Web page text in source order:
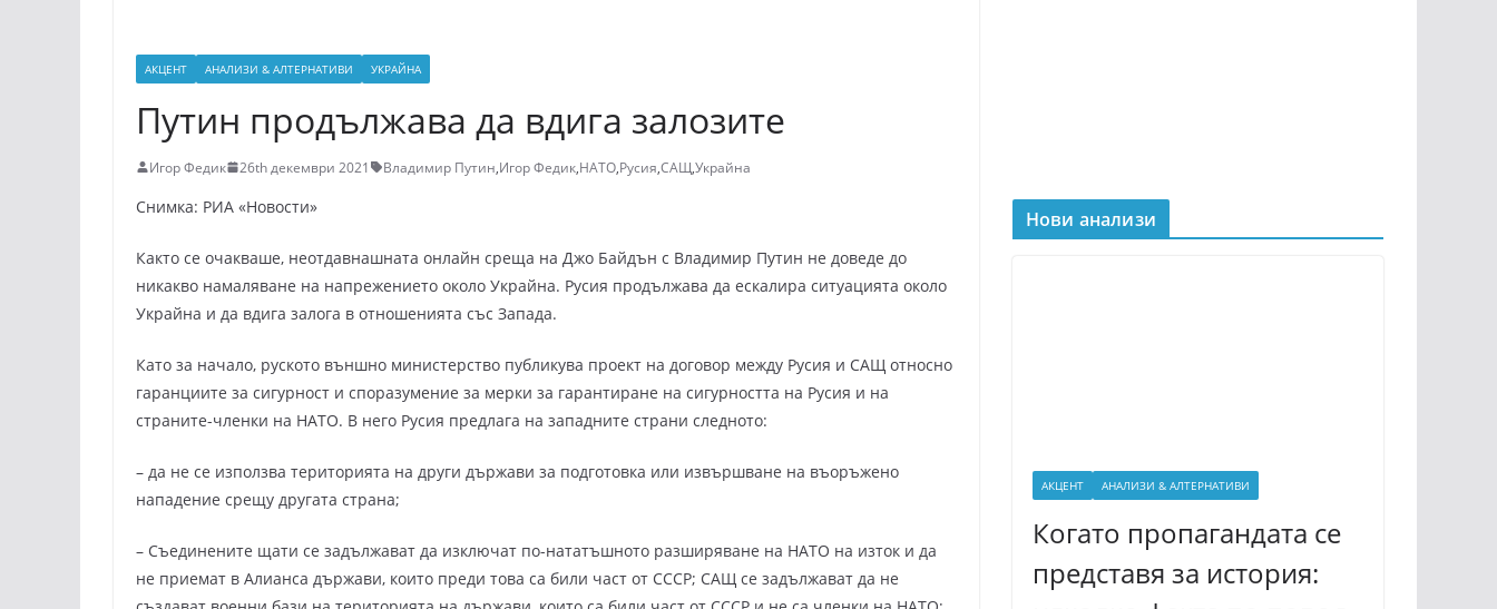
АКЦЕНТ АНАЛИЗИ & АЛТЕРНАТИВИ УКРАЙНА
Путин продължава да вдига залозите
Игор Федик 26th декември 2021 Владимир Путин,Игор Федик,НАТО,Русия,САЩ,Украйна
Снимка: РИА «Новости»
Както се очакваше, неотдавнашната онлайн среща на Джо Байдън с Владимир Путин не доведе до
никакво намаляване на напрежението около Украйна. Русия продължава да ескалира ситуацията около
Украйна и да вдига залога в отношенията със Запада.
Като за начало, руското външно министерство публикува проект на договор между Русия и САЩ относно
гаранциите за сигурност и споразумение за мерки за гарантиране на сигурността на Русия и на
страните-членки на НАТО. В него Русия предлага на западните страни следното:
– да не се използва територията на други държави за подготовка или извършване на въоръжено
нападение срещу другата страна;
– Съединените щати се задължават да изключат по-нататъшното разширяване на НАТО на изток и да
не приемат в Алианса държави, които преди това са били част от СССР; САЩ се задължават да не
Нови анализи
АКЦЕНТ АНАЛИЗИ & АЛТЕРНАТИВИ
Когато пропагандата се
представя за история: